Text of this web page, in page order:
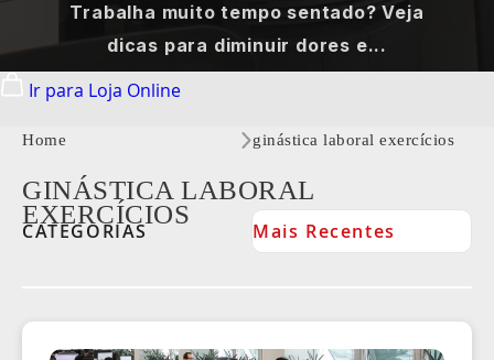
Trabalha muito tempo sentado? Veja
dicas para diminuir dores e...
12 de janeiro de 2024
Ir para Loja Online
Home ginástica laboral exercícios
GINÁSTICA LABORAL
EXERCÍCIOS